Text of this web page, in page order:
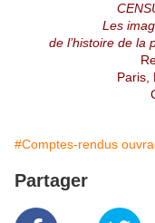
Les
de l’histoire de la
Paris,
#Comptes-rendus
Partager